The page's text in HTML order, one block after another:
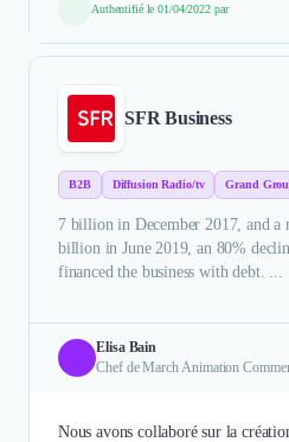
Authentifié le 01/04/2022 par
SFR Business
B2B Diffusion Radio/tv Grand
7 billion in December 2017, and a
billion in June 2019, an 80%
financed the business with debt. ...
Elisa Bain
Chef de March Animation
Nous avons collaboré sur la